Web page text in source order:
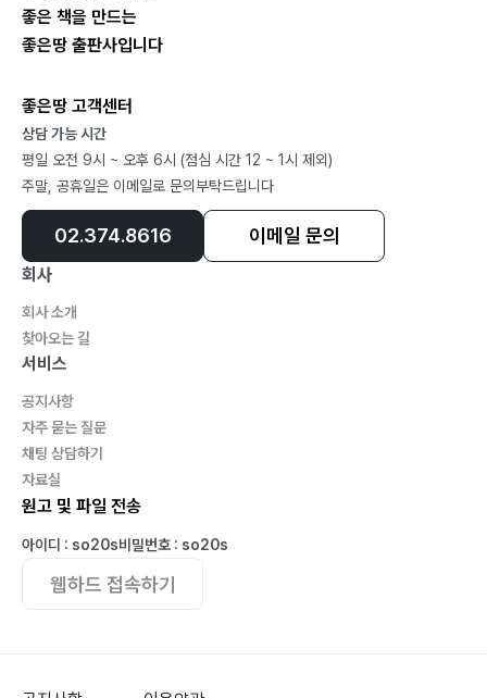
좋은 책을 만드는
좋은땅 출판사입니다
좋은땅 고객센터
상담 가능 시간
평일 오전 9시 ~ 오후 6시 (점심 시간 12 ~ 1시 제외)
주말, 공휴일은 이메일로 문의부탁드립니다
02.374.8616 이메일 문의
회사
회사 소개
찾아오는 길
서비스
공지사항
자주 묻는 질문
채팅 상담하기
자료실
원고 및 파일 전송
아이디 : so20s비밀번호 : so20s
웹하드 접속하기